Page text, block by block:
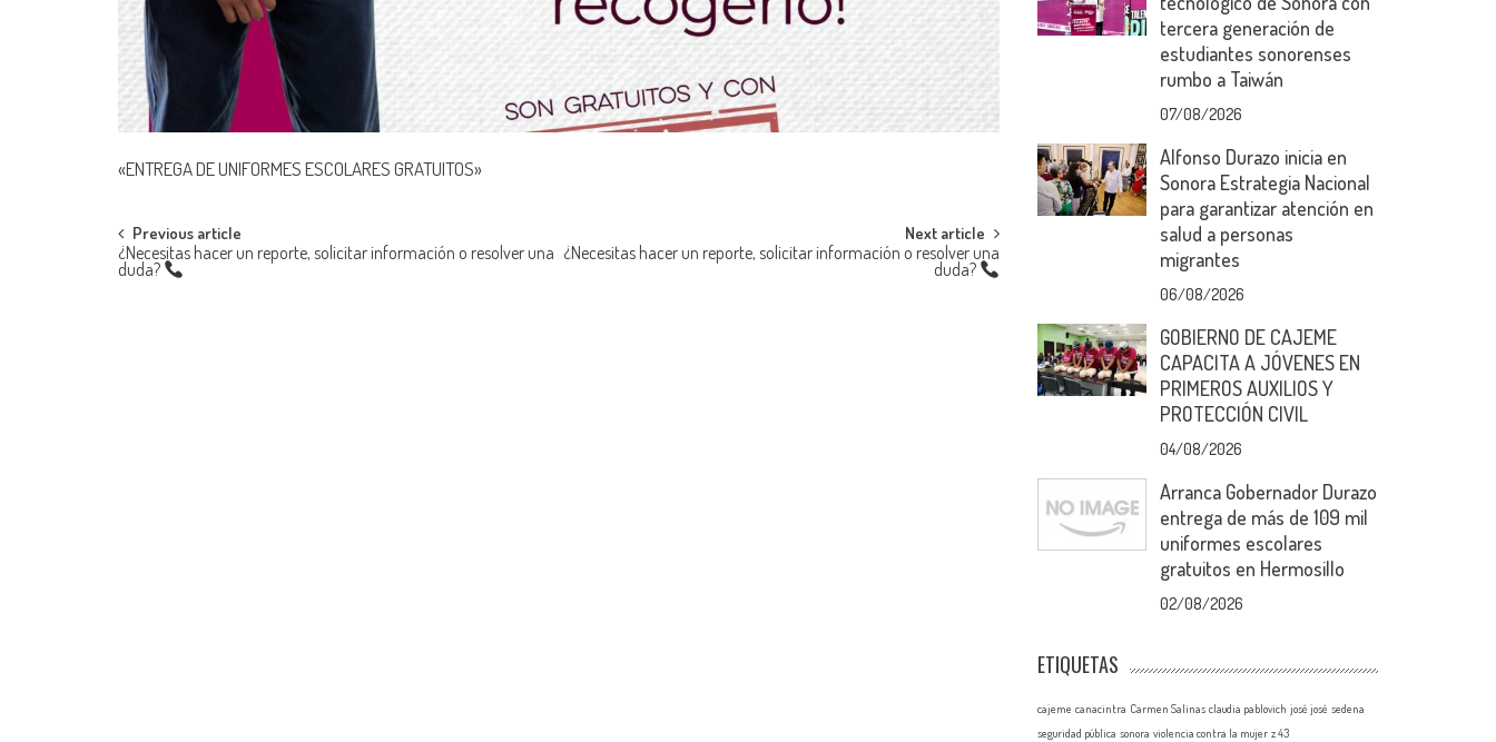
«ENTREGA DE UNIFORMES ESCOLARES GRATUITOS»
Post
navigation
Previous article
¿Necesitas hacer un reporte, solicitar información o resolver una
duda?
Next article
¿Necesitas hacer un reporte, solicitar información o resolver una
duda?
tercera generación de
estudiantes sonorenses
rumbo a Taiwán
07/08/2026
Alfonso Durazo inicia en
Sonora Estrategia Nacional
para garantizar atención en
salud a personas
migrantes
06/08/2026
GOBIERNO DE CAJEME
CAPACITA A JÓVENES EN
PRIMEROS AUXILIOS Y
PROTECCIÓN CIVIL
04/08/2026
Arranca Gobernador Durazo
entrega de más de 109 mil
uniformes escolares
gratuitos en Hermosillo
02/08/2026
ETIQUETAS
cajeme canacintra Carmen Salinas claudia pablovich josé josé sedena
seguridad pública sonora violencia contra la mujer z 43